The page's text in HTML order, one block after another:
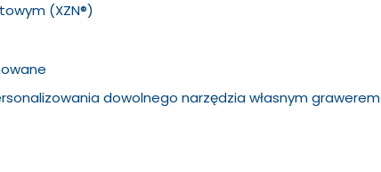
(XZN®)
dowolnego narzędzia własnym grawerem